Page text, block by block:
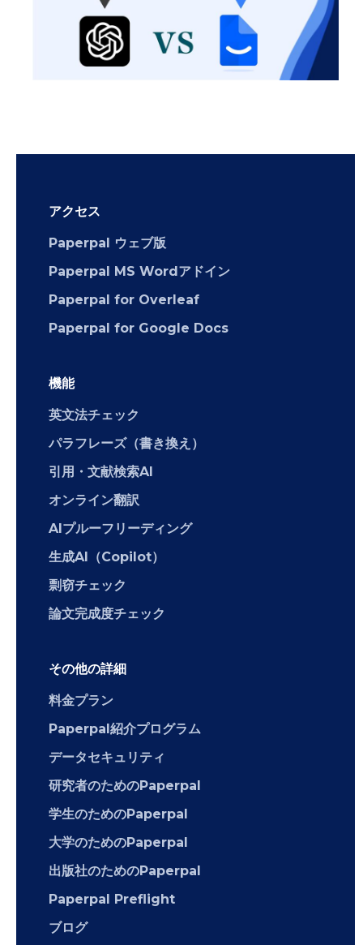
アクセス
Paperpal ウェブ版
Paperpal MS Wordアドイン
Paperpal for Overleaf
Paperpal for Google Docs
機能
英文法チェック
パラフレーズ（書き換え）
引用・文献検索AI
オンライン翻訳
AIプルーフリーディング
生成AI（Copilot）
剽窃チェック
論文完成度チェック
その他の詳細
料金プラン
Paperpal紹介プログラム
データセキュリティ
研究者のためのPaperpal
学生のためのPaperpal
大学のためのPaperpal
出版社のためのPaperpal
Paperpal Preflight
ブログ